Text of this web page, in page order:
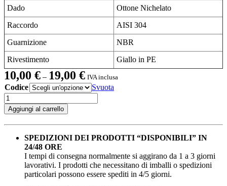
Dado
Ottone Nichelato
Raccordo
AISI 304
Guarnizione
NBR
Rivestimento
Giallo in PE
10,00 € – 19,00 €Fascia
di
prezzo:
19,00 €
IVA inclusa
Codice
Svuota
Flessibili
estensibili
gas
quantità
Aggiungi al carrello
SPEDIZIONI DEI PRODOTTI “DISPONIBILI” IN
24/48 ORE
I tempi di consegna normalmente si aggirano da 1 a 3 giorni
lavorativi. I prodotti che necessitano di imballi o spedizioni
particolari possono essere spediti in 4/5 giorni.